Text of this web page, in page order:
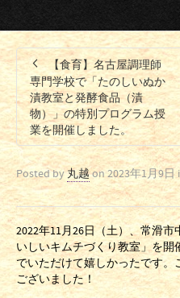
【食育】名古屋調理師
専門学校で「たのしいぬか
漬教室と発酵食品（漬
物）」の特別プログラム授
業を開催しました。
Posted by丸越on2023年1月9日
2022年11月26日（土）、常滑
いしいキムチづくり教室」を
でいただけて嬉しかったです。
ございました！